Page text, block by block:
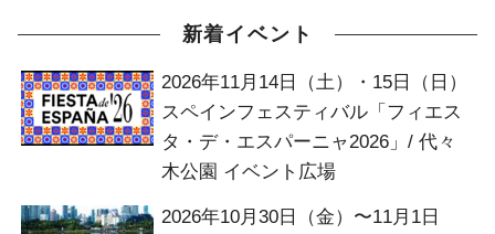
新着イベント
2026年11月14日（土）・15日（日）
スペインフェスティバル「フィエス
タ・デ・エスパーニャ2026」/ 代々
木公園 イベント広場
2026年10月30日（金）〜11月1日